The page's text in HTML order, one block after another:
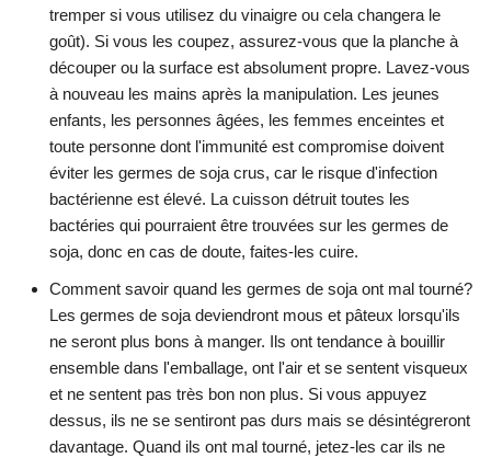
tremper si vous utilisez du vinaigre ou cela changera le
goût). Si vous les coupez, assurez-vous que la planche à
découper ou la surface est absolument propre. Lavez-vous
à nouveau les mains après la manipulation. Les jeunes
enfants, les personnes âgées, les femmes enceintes et
toute personne dont l'immunité est compromise doivent
éviter les germes de soja crus, car le risque d'infection
bactérienne est élevé. La cuisson détruit toutes les
bactéries qui pourraient être trouvées sur les germes de
soja, donc en cas de doute, faites-les cuire.
Comment savoir quand les germes de soja ont mal tourné?
Les germes de soja deviendront mous et pâteux lorsqu'ils
ne seront plus bons à manger. Ils ont tendance à bouillir
ensemble dans l'emballage, ont l'air et se sentent visqueux
et ne sentent pas très bon non plus. Si vous appuyez
dessus, ils ne se sentiront pas durs mais se désintégreront
davantage. Quand ils ont mal tourné, jetez-les car ils ne